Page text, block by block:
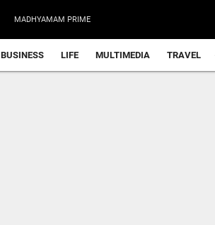
MADHYAMAM PRIME
BUSINESS LIFE MULTIMEDIA TRAVEL